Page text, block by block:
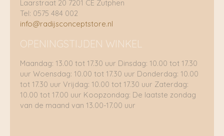
Laarstraat 20 7201 CE Zutphen
Tel: 0575 484 002
info@radijsconceptstore.nl
OPENINGSTIJDEN WINKEL
Maandag: 13.00 tot 17.30 uur Dinsdag: 10.00 tot 17.30
uur Woensdag: 10.00 tot 17.30 uur Donderdag: 10.00
tot 17.30 uur Vrijdag: 10.00 tot 17.30 uur Zaterdag:
10.00 tot 17.00 uur Koopzondag: De laatste zondag
van de maand van 13.00-17.00 uur